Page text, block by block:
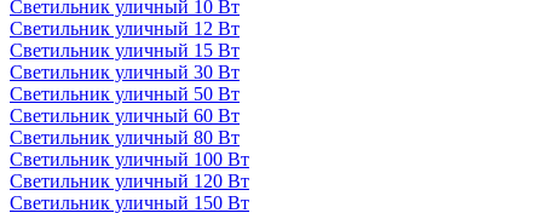
Светильник уличный 10 Вт
Светильник уличный 12 Вт
Светильник уличный 15 Вт
Светильник уличный 30 Вт
Светильник уличный 50 Вт
Светильник уличный 60 Вт
Светильник уличный 80 Вт
Светильник уличный 100 Вт
Светильник уличный 120 Вт
Светильник уличный 150 Вт